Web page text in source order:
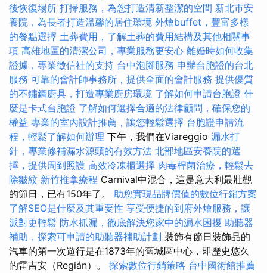
後恢復場所 打掃服務，為您打造清新整潔的空間 新北市安
養院，為長者打造溫馨的居住環境 外燴buffet，豐富多樣
的餐點選擇 土葬費用，了解土葬的費用結構及其他相關事
項 高雄地區的清潔公司，專業服務更安心 離婚時如何收集
證據，專業徵信社的支持 台中泡腳服務 申辦台胞證的台北
服務 可靠的會計師事務所，提供全面的會計服務 提供優質
的不鏽鋼廚具，打造專業廚房環境 了解如何申請台胞證 什
麼是卡式台胞證 了解如何選擇合適的法律顧問，確保您的
權益 專業的室內設計推薦，讓您輕鬆選擇 台胞證申請流
程，輕鬆了解如何辦理 下午，我們在Viareggio 漏水打
針，專業修補漏水源頭的有效方法 北部地區安養院的選
擇，提供周到照護 高效冷凍櫃選擇 肉毒桿菌治療，輕鬆去
除皺紋 新竹推拿療程 Carnival中混合，這是意大利最壯觀
的節日，已有150年了。 助您實現品牌價值的數位行銷方案
了解SEO是什麼及其重要性 享受便捷的到府外燴服務，讓
派對更輕鬆 防水抓漏，徹底解決您家中的漏水困擾 助聽器
補助，探索可申請的助聽器補助計劃 裝飾有節日裝飾品的
汽車的第一次遊行是在1873年的舊城區中心，即歷史悠久
的雷吉安（Regián）。 探索數位行銷策略 台中國術館推薦